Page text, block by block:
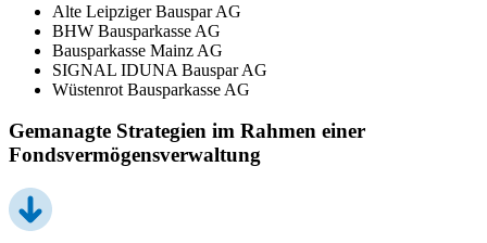
Alte Leipziger Bauspar AG
BHW Bausparkasse AG
Bausparkasse Mainz AG
SIGNAL IDUNA Bauspar AG
Wüstenrot Bausparkasse AG
Gemanagte Strategien im Rahmen einer
Fondsvermögensverwaltung